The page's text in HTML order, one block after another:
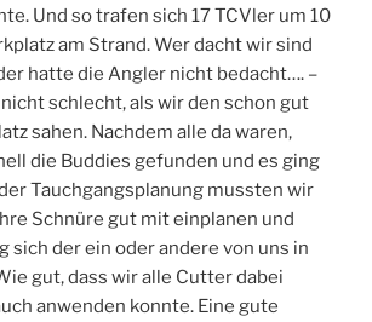
Und so trafen sich 17 TCVler um 10
am Strand. Wer dacht wir sind
hatte die Angler nicht bedacht…. –
schlecht, als wir den schon gut
sahen. Nachdem alle da waren,
die Buddies gefunden und es ging
Tauchgangsplanung mussten wir
Schnüre gut mit einplanen und
sich der ein oder andere von uns in
gut, dass wir alle Cutter dabei
anwenden konnte. Eine gute